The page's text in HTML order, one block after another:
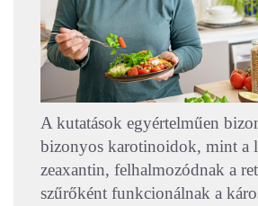
A kutatások egyértelműen
bizonyos karotinoidok, mint a
zeaxantin, felhalmozódnak a
szűrőként funkcionálnak a